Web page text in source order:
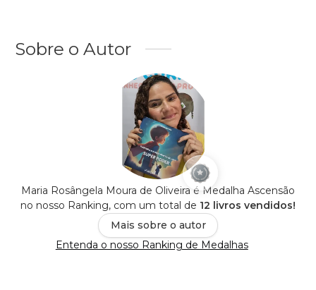
Sobre o Autor
Maria Rosângela Moura de Oliveira é Medalha Ascensão
no nosso Ranking, com um total de 12 livros vendidos!
Mais sobre o autor
Entenda o nosso Ranking de Medalhas